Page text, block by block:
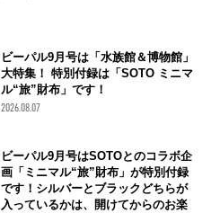
ビーパル9月号は「水族館＆博物館」
大特集！ 特別付録は「SOTO ミニマ
ル“旅”財布」です！
2026.08.07
ビーパル9月号はSOTOとのコラボ企
画「ミニマル“旅”財布」が特別付録
です！シルバーとブラックどちらが
入っているかは、開けてからのお楽